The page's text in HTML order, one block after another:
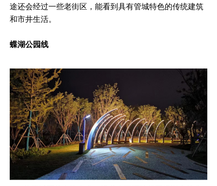
途还会经过一些老街区，能看到具有管城特色的传统建筑
和市井生活。
蝶湖公园线